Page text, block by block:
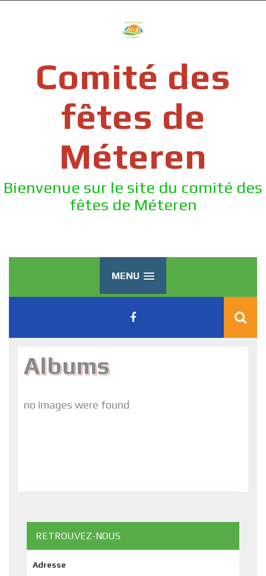
Comité des
fêtes de
Méteren
Bienvenue sur le site du comité des
fêtes de Méteren
MENU
Albums
no images were found
RETROUVEZ-NOUS
Adresse